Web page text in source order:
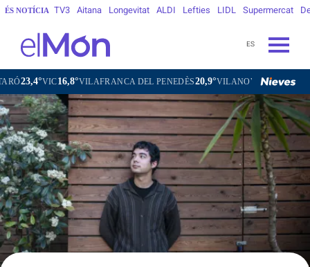
ÉS NOTÍCIA TV3 Aitana Longevitat ALDI Lefties LIDL Supermercat
ES
DEL PENEDÈS20,9° VILANOVA I LA GELTRÚ23,8° LA SEU